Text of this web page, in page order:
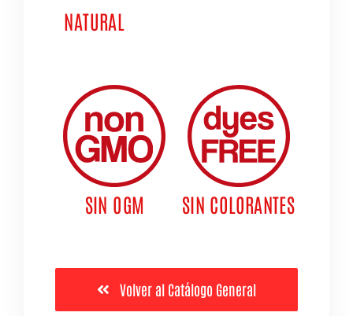
NATURAL
SIN OGM SIN COLORANTES
Volver al Catálogo General